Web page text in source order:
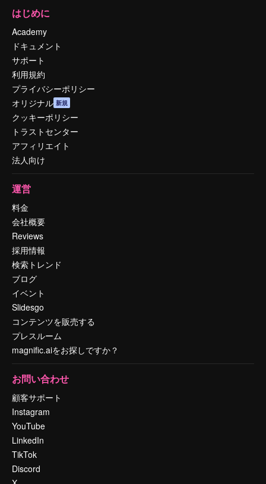
はじめに
Academy
ドキュメント
サポート
利用規約
プライバシーポリシー
オリジナル 新規
クッキーポリシー
トラストセンター
アフィリエイト
法人向け
運営
料金
会社概要
Reviews
採用情報
検索トレンド
ブログ
イベント
Slidesgo
コンテンツを販売する
プレスルーム
magnific.aiをお探しですか？
お問い合わせ
顧客サポート
Instagram
YouTube
LinkedIn
TikTok
Discord